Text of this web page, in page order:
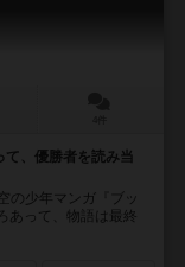
、優勝者を読み当
少年マンガ『ブッ
あって、物語は最終